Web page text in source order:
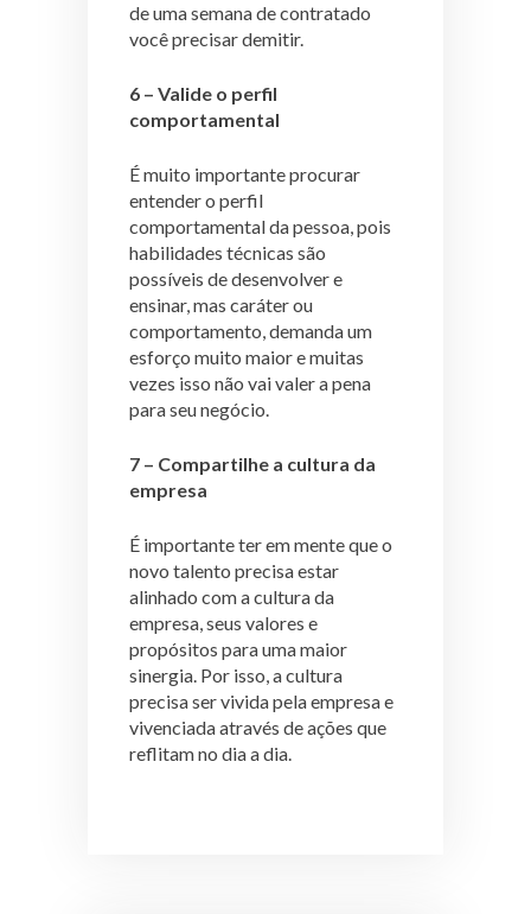
de uma semana de contratado
você precisar demitir.
6 – Valide o perfil
comportamental
É muito importante procurar
entender o perfil
comportamental da pessoa, pois
habilidades técnicas são
possíveis de desenvolver e
ensinar, mas caráter ou
comportamento, demanda um
esforço muito maior e muitas
vezes isso não vai valer a pena
para seu negócio.
7 – Compartilhe a cultura da
empresa
É importante ter em mente que o
novo talento precisa estar
alinhado com a cultura da
empresa, seus valores e
propósitos para uma maior
sinergia. Por isso, a cultura
precisa ser vivida pela empresa e
vivenciada através de ações que
reflitam no dia a dia.